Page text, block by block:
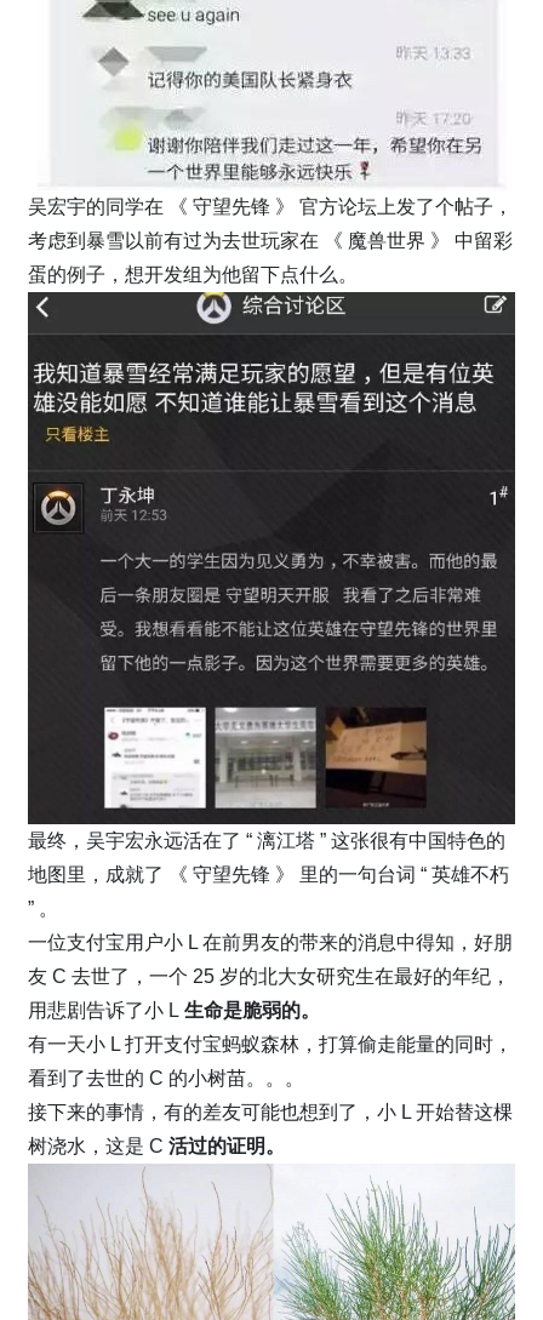
吴宏宇的同学在 《 守望先锋 》 官方论坛上发了个帖子，
考虑到暴雪以前有过为去世玩家在 《 魔兽世界 》 中留彩
蛋的例子，想开发组为他留下点什么。
最终，吴宇宏永远活在了 “ 漓江塔 ” 这张很有中国特色的
地图里，成就了 《 守望先锋 》 里的一句台词 “ 英雄不朽
” 。
一位支付宝用户小 L 在前男友的带来的消息中得知，好朋
友 C 去世了，一个 25 岁的北大女研究生在最好的年纪，
用悲剧告诉了小 L 生命是脆弱的。
有一天小 L 打开支付宝蚂蚁森林，打算偷走能量的同时，
看到了去世的 C 的小树苗。。。
接下来的事情，有的差友可能也想到了，小 L 开始替这棵
树浇水，这是 C 活过的证明。